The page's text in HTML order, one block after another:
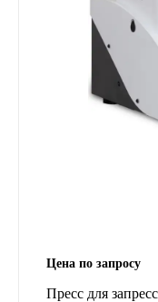
Цена по запросу
Пресс для